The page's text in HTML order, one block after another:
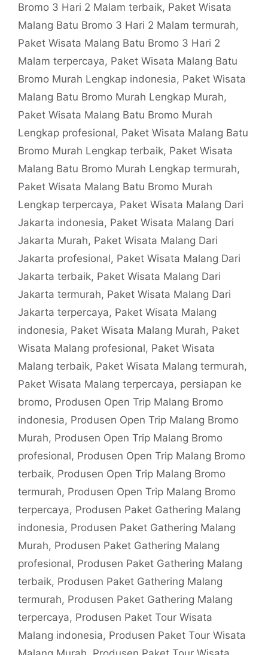
Bromo 3 Hari 2 Malam terbaik, Paket Wisata
Malang Batu Bromo 3 Hari 2 Malam termurah,
Paket Wisata Malang Batu Bromo 3 Hari 2
Malam terpercaya, Paket Wisata Malang Batu
Bromo Murah Lengkap indonesia, Paket Wisata
Malang Batu Bromo Murah Lengkap Murah,
Paket Wisata Malang Batu Bromo Murah
Lengkap profesional, Paket Wisata Malang Batu
Bromo Murah Lengkap terbaik, Paket Wisata
Malang Batu Bromo Murah Lengkap termurah,
Paket Wisata Malang Batu Bromo Murah
Lengkap terpercaya, Paket Wisata Malang Dari
Jakarta indonesia, Paket Wisata Malang Dari
Jakarta Murah, Paket Wisata Malang Dari
Jakarta profesional, Paket Wisata Malang Dari
Jakarta terbaik, Paket Wisata Malang Dari
Jakarta termurah, Paket Wisata Malang Dari
Jakarta terpercaya, Paket Wisata Malang
indonesia, Paket Wisata Malang Murah, Paket
Wisata Malang profesional, Paket Wisata
Malang terbaik, Paket Wisata Malang termurah,
Paket Wisata Malang terpercaya, persiapan ke
bromo, Produsen Open Trip Malang Bromo
indonesia, Produsen Open Trip Malang Bromo
Murah, Produsen Open Trip Malang Bromo
profesional, Produsen Open Trip Malang Bromo
terbaik, Produsen Open Trip Malang Bromo
termurah, Produsen Open Trip Malang Bromo
terpercaya, Produsen Paket Gathering Malang
indonesia, Produsen Paket Gathering Malang
Murah, Produsen Paket Gathering Malang
profesional, Produsen Paket Gathering Malang
terbaik, Produsen Paket Gathering Malang
termurah, Produsen Paket Gathering Malang
terpercaya, Produsen Paket Tour Wisata
Malang indonesia, Produsen Paket Tour Wisata